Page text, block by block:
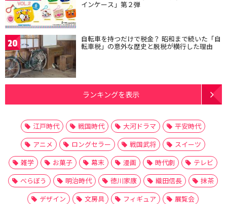
インケース」第２弾
20 自転車を持つだけで税金？ 昭和まで続いた「自
転車税」の意外な歴史と脱税が横行した理由
ランキングを表示
江戸時代 戦国時代 大河ドラマ
平安時代
アニメ
ロングセラー 戦国武将
スイーツ
雑学
お菓子 幕末 漫画 時代劇
テレビ
べらぼう
明治時代 徳川家康 織田信長
抹茶
デザイン
文房具 フィギュア
展覧会